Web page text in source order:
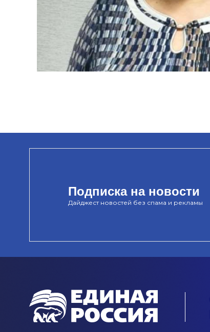
Подписка на новости
Дайджест новостей без спама и рекламы